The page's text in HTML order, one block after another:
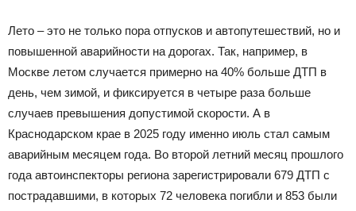
Лето – это не только пора отпусков и автопутешествий, но и
повышенной аварийности на дорогах. Так, например, в
Москве летом случается примерно на 40% больше ДТП в
день, чем зимой, и фиксируется в четыре раза больше
случаев превышения допустимой скорости. А в
Краснодарском крае в 2025 году именно июль стал самым
аварийным месяцем года. Во второй летний месяц прошлого
года автоинспекторы региона зарегистрировали 679 ДТП с
пострадавшими, в которых 72 человека погибли и 853 были